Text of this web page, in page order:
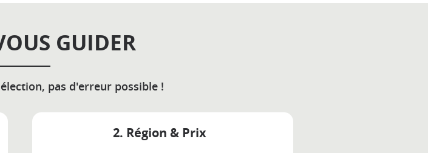
GUIDER
pas d'erreur possible !
2. Région & Prix